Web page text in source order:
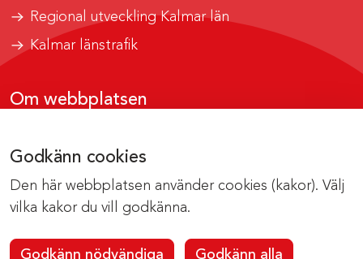
Godkänn cookies
Den här webbplatsen använder cookies (kakor). Välj
vilka kakor du vill godkänna.
Godkänn nödvändiga Godkänn alla
Regional utveckling Kalmar län
Kalmar länstrafik
Om webbplatsen
Om cookies
Kontakta webbredaktionen